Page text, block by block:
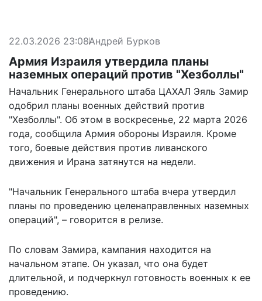
22.03.2026 23:08Андрей Бурков
Армия Израиля утвердила планы
наземных операций против "Хезболлы"
Начальник Генерального штаба ЦАХАЛ Эяль Замир
одобрил планы военных действий против
"Хезболлы". Об этом в воскресенье, 22 марта 2026
года, сообщила Армия обороны Израиля. Кроме
того, боевые действия против ливанского
движения и Ирана затянутся на недели.
"Начальник Генерального штаба вчера утвердил
планы по проведению целенаправленных наземных
операций", – говорится в релизе.
По словам Замира, кампания находится на
начальном этапе. Он указал, что она будет
длительной, и подчеркнул готовность военных к ее
проведению.